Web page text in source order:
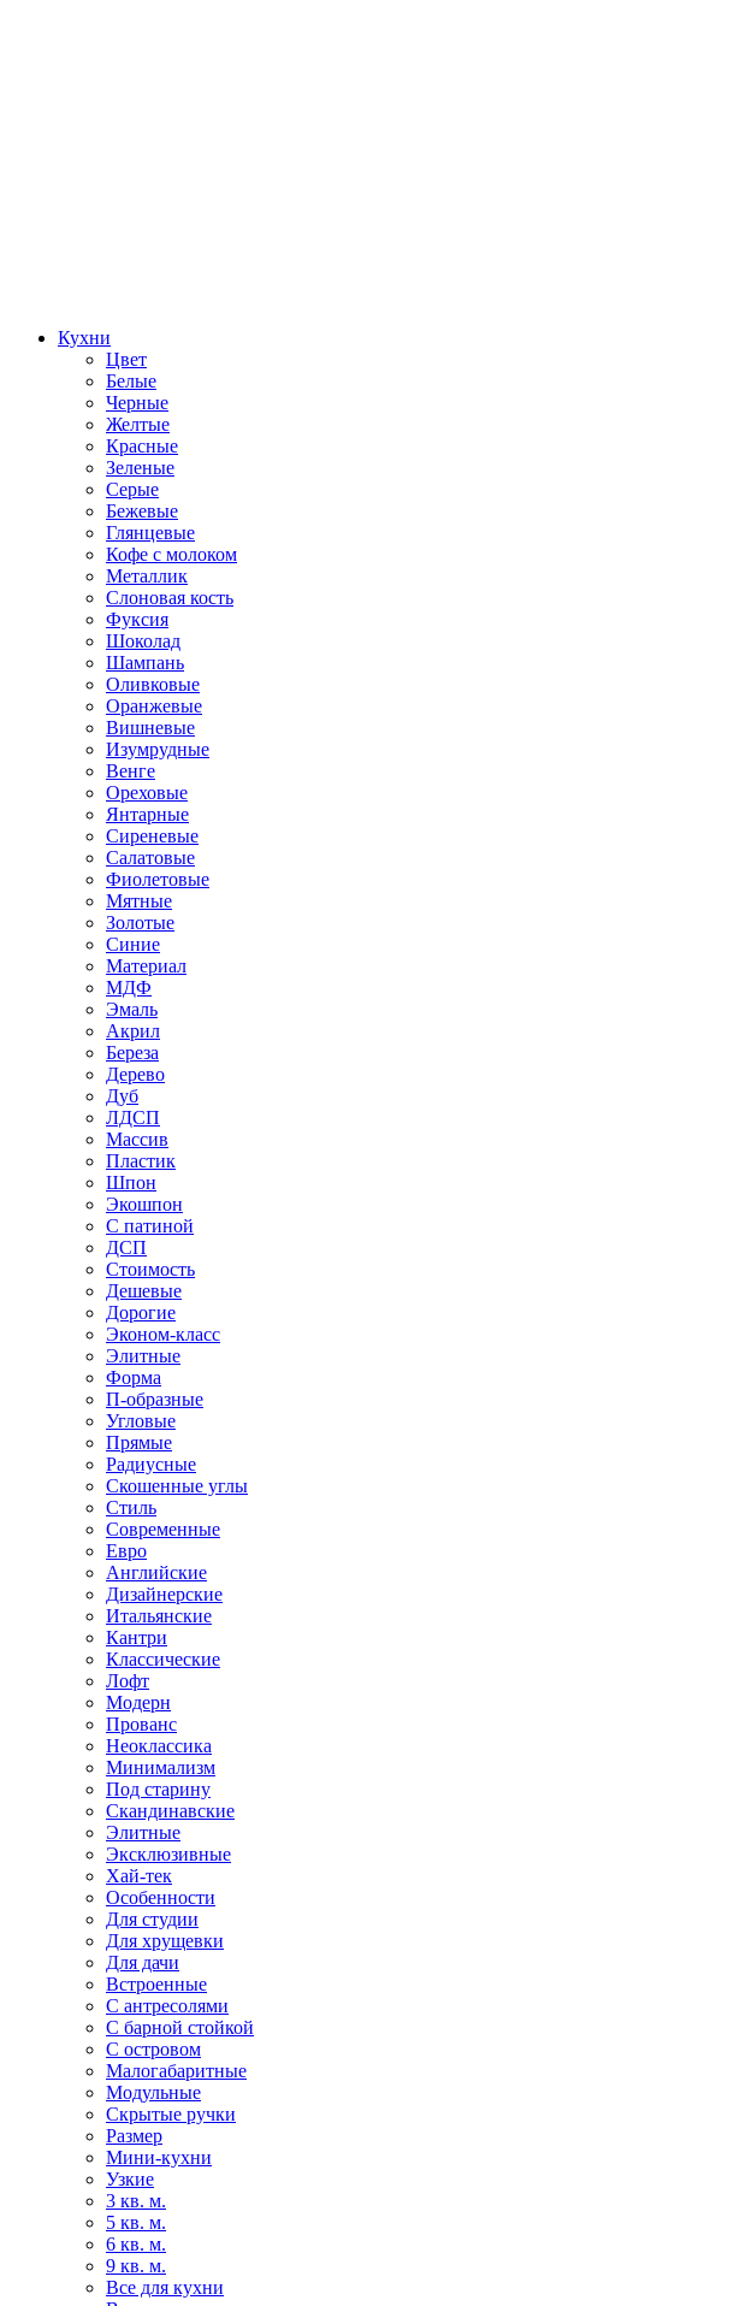
Кухни
Цвет
Белые
Черные
Желтые
Красные
Зеленые
Серые
Бежевые
Глянцевые
Кофе с молоком
Металлик
Слоновая кость
Фуксия
Шоколад
Шампань
Оливковые
Оранжевые
Вишневые
Изумрудные
Венге
Ореховые
Янтарные
Сиреневые
Салатовые
Фиолетовые
Мятные
Золотые
Синие
Материал
МДФ
Эмаль
Акрил
Береза
Дерево
Дуб
ЛДСП
Массив
Пластик
Шпон
Экошпон
С патиной
ДСП
Стоимость
Дешевые
Дорогие
Эконом-класс
Элитные
Форма
П-образные
Угловые
Прямые
Радиусные
Скошенные углы
Стиль
Современные
Евро
Английские
Дизайнерские
Итальянские
Кантри
Классические
Лофт
Модерн
Прованс
Неоклассика
Минимализм
Под старину
Скандинавские
Элитные
Эксклюзивные
Хай-тек
Особенности
Для студии
Для хрущевки
Для дачи
Встроенные
С антресолями
С барной стойкой
С островом
Малогабаритные
Модульные
Скрытые ручки
Размер
Мини-кухни
Узкие
3 кв. м.
5 кв. м.
6 кв. м.
9 кв. м.
Все для кухни